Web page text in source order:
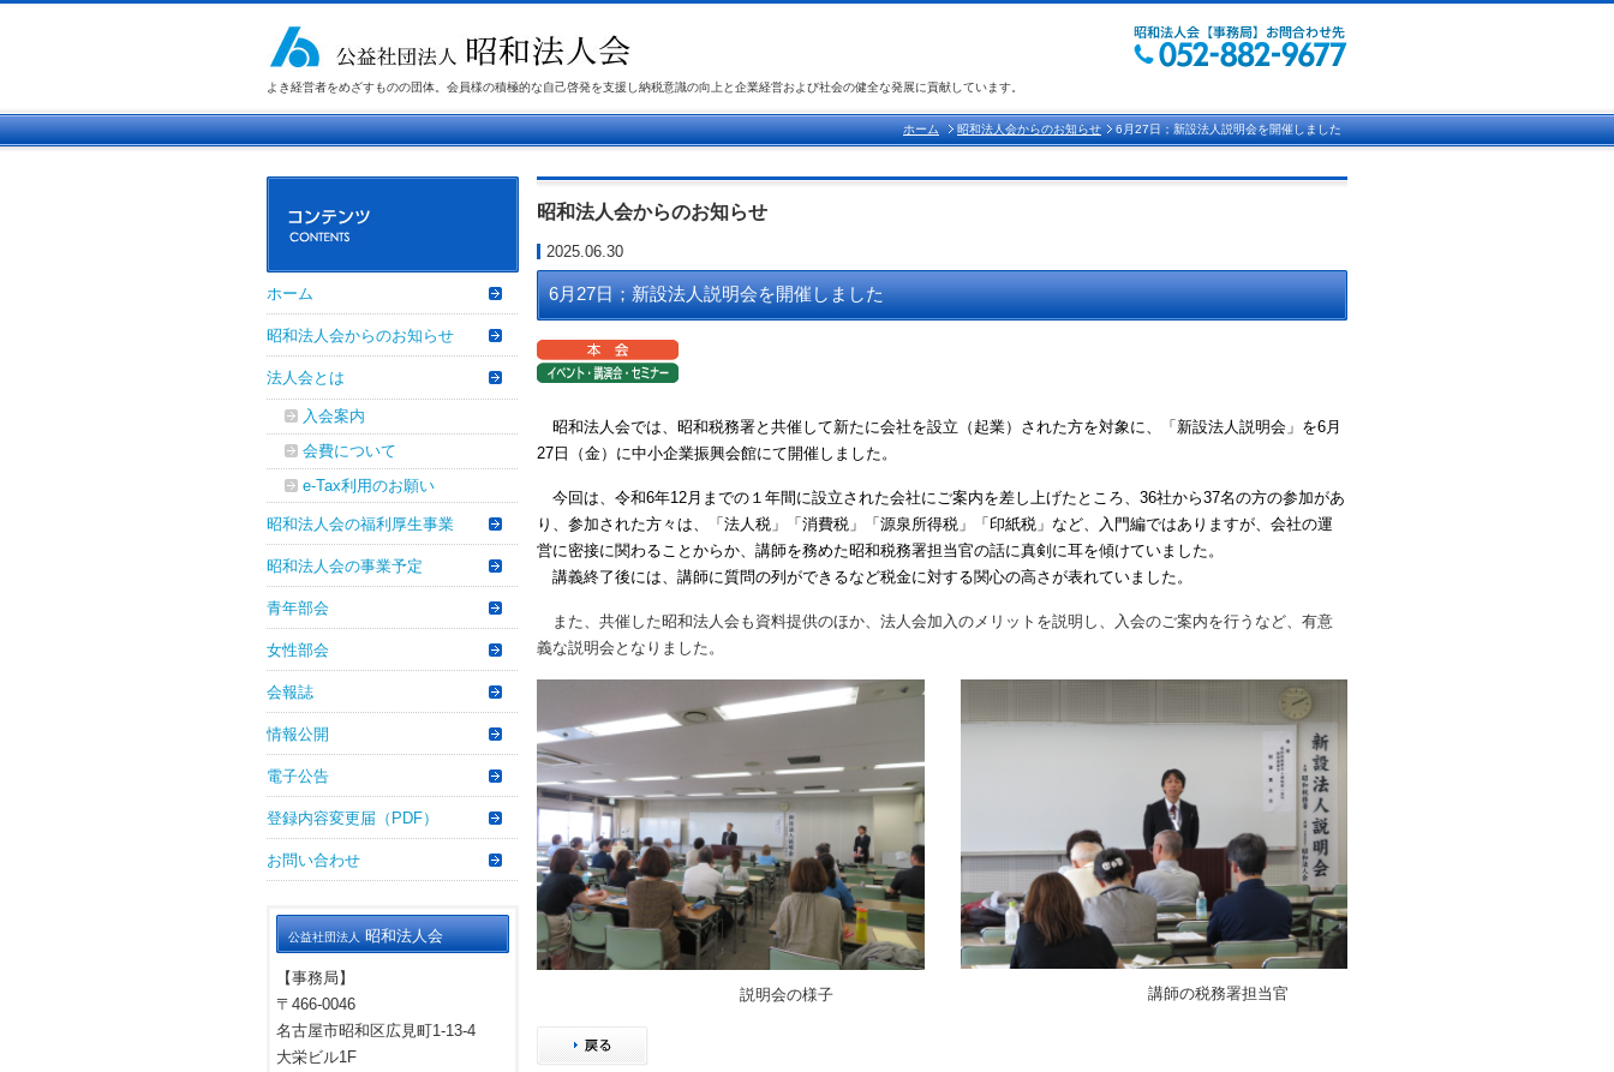
よき経営者をめざすものの団体。会員様の積極的な自己啓発を支援し納税意識の向上と企業経営および社会の健全な発展に貢献しています。
ホーム 昭和法人会からのお知らせ 6月27日；新設法人説明会を開催しました
昭和法人会からのお知らせ
2025.06.30
6月27日；新設法人説明会を開催しました
昭和法人会では、昭和税務署と共催して新たに会社を設立（起業）された方を対象に、「新設法人説明会」を6月
27 日（金）に中小企業振興会館にて開催しました。
今回は、令和6年12月までの１年間に設立された会社にご案内を差し上げたところ、 36社から37名の方の参加があ
り、参加された方々は、「法人税」「消費税」「源泉所得税」「印紙税」など、入門編ではありますが、会社の運
営に密接に関わることからか、講師を務めた昭和税務署担当官の話に真剣に耳を傾けていました。
講義終了後には、講師に質問の列ができるなど税金に対する関心の高さが表れていました。
また、共催した昭和法人会も資料提供のほか、法人会加入のメリットを説明し、入会のご案内を行うなど、有意
義な説明会となりました。
説明会の様子 講師の税務署担当官
ホーム
昭和法人会からのお知らせ
法人会とは
入会案内
会費について
e-Tax利用のお願い
昭和法人会の福利厚生事業
昭和法人会の事業予定
青年部会
女性部会
会報誌
情報公開
電子公告
登録内容変更届（PDF）
お問い合わせ
公益社団法人 昭和法人会
【事務局】
〒466-0046
名古屋市昭和区広見町1-13-4
大栄ビル1F